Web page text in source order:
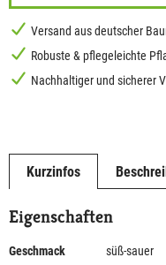
Versand aus deutscher
Robuste & pflegeleichte
Nachhaltiger und sicherer
Kurzinfos
Eigenschaften
Geschmack
süß-sauer